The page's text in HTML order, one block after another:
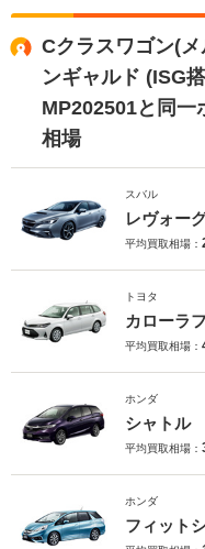
Cクラスワゴン(
ンギャルド (ISG
MP202501と同一
相場
スバル
レヴォー
平均買取相場：
トヨタ
カローラ
平均買取相場：
ホンダ
シャトル
平均買取相場：
ホンダ
フィット